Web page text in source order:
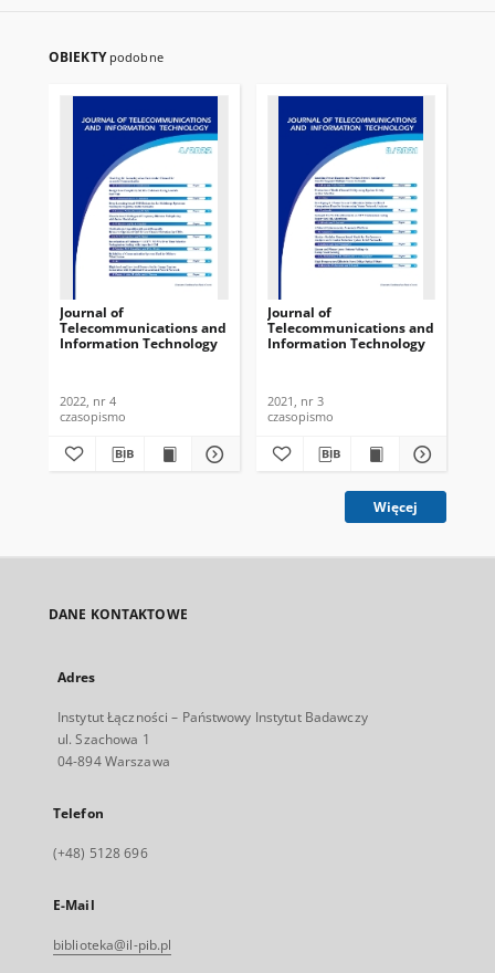
OBIEKTY podobne
Journal of
Telecommunications and
Information Technology
2022, nr 4
czasopismo
Journal of
Telecommunications and
Information Technology
2021, nr 3
czasopismo
Więcej
DANE KONTAKTOWE
Adres
Instytut Łączności – Państwowy Instytut Badawczy
ul. Szachowa 1
04-894 Warszawa
Telefon
(+48) 5128 696
E-Mail
biblioteka@il-pib.pl